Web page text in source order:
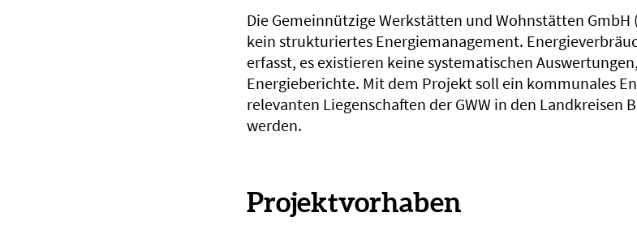
Die Gemeinnützige Werkstätten und Wohnstätten GmbH
kein strukturiertes Energiemanagement.
erfasst, es existieren keine systematischen
Energieberichte. Mit dem Projekt soll ein kommunales
relevanten Liegenschaften der GWW in den Landkreisen
werden.
Projektvorhaben